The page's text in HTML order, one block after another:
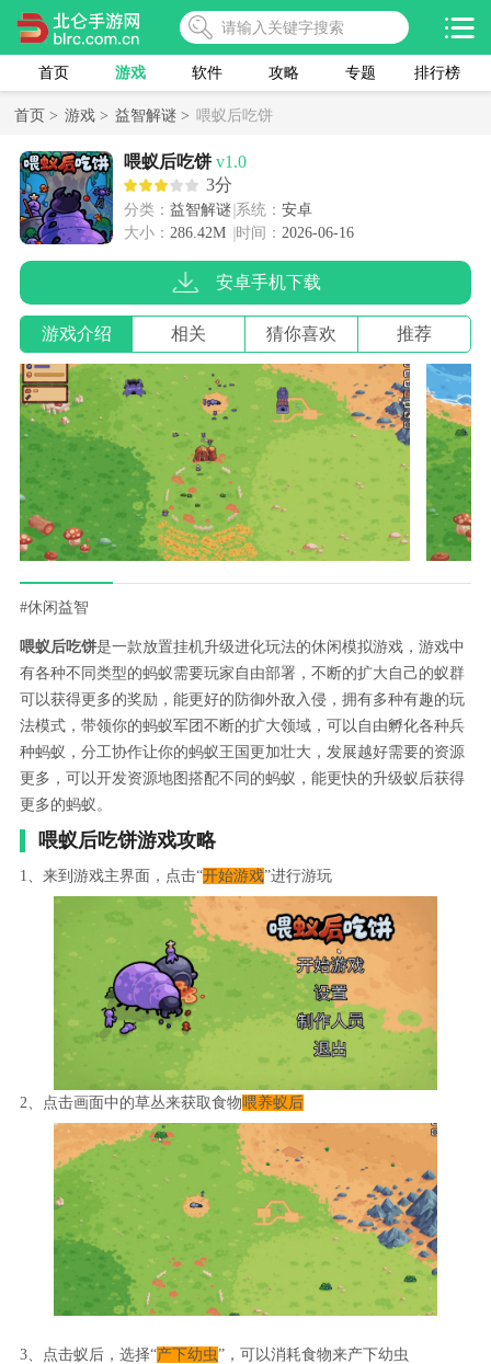
首页 游戏 软件 攻略 专题 排行榜
首页 > 游戏 > 益智解谜 > 喂蚁后吃饼
喂蚁后吃饼v1.0
3分
分类： 益智解谜 系统： 安卓
大小： 286.42M 时间： 2026-06-16
安卓手机下载
游戏介绍 相关 猜你喜欢 推荐
#休闲益智
喂蚁后吃饼是一款放置挂机升级进化玩法的休闲模拟游戏，游戏中
有各种不同类型的蚂蚁需要玩家自由部署，不断的扩大自己的蚁群
可以获得更多的奖励，能更好的防御外敌入侵，拥有多种有趣的玩
法模式，带领你的蚂蚁军团不断的扩大领域，可以自由孵化各种兵
种蚂蚁，分工协作让你的蚂蚁王国更加壮大，发展越好需要的资源
更多，可以开发资源地图搭配不同的蚂蚁，能更快的升级蚁后获得
更多的蚂蚁。
喂蚁后吃饼游戏攻略
1、来到游戏主界面，点击“开始游戏”进行游玩
2、点击画面中的草丛来获取食物喂养蚁后
3、点击蚁后，选择“产下幼虫”，可以消耗食物来产下幼虫